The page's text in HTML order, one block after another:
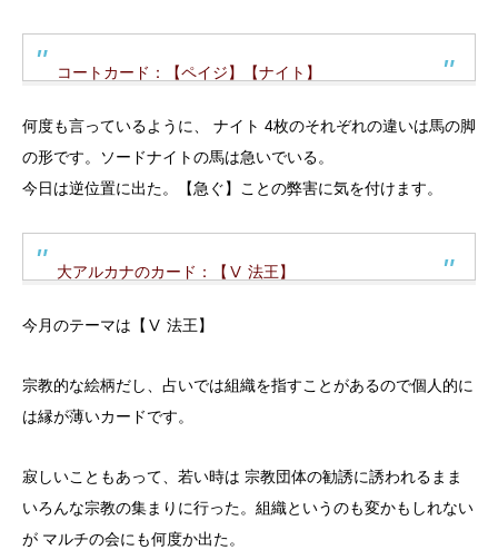
コートカード：【ペイジ】【ナイト】
何度も言っているように、 ナイト 4枚のそれぞれの違いは馬の脚
の形です。ソードナイトの馬は急いでいる。
今日は逆位置に出た。【急ぐ】ことの弊害に気を付けます。
大アルカナのカード：【Ⅴ 法王】
今月のテーマは【Ⅴ 法王】
宗教的な絵柄だし、占いでは組織を指すことがあるので個人的に
は縁が薄いカードです。
寂しいこともあって、若い時は 宗教団体の勧誘に誘われるまま
いろんな宗教の集まりに行った。組織というのも変かもしれない
が マルチの会にも何度か出た。